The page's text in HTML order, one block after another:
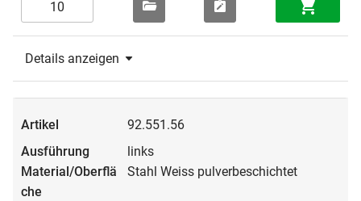
Details anzeigen
92.551.56
links
Stahl Weiss pulverbeschichtet